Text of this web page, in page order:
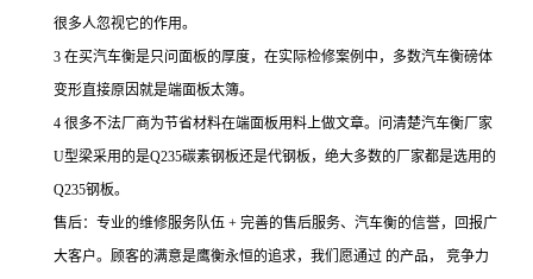
很多人忽视它的作用。
3 在买汽车衡是只问面板的厚度，在实际检修案例中，多数汽车衡磅体
变形直接原因就是端面板太簿。
4 很多不法厂商为节省材料在端面板用料上做文章。问清楚汽车衡厂家
U型梁采用的是Q235碳素钢板还是代钢板，绝大多数的厂家都是选用的
Q235钢板。
售后：专业的维修服务队伍 + 完善的售后服务、汽车衡的信誉，回报广
大客户。顾客的满意是鹰衡永恒的追求，我们愿通过 的产品， 竞争力